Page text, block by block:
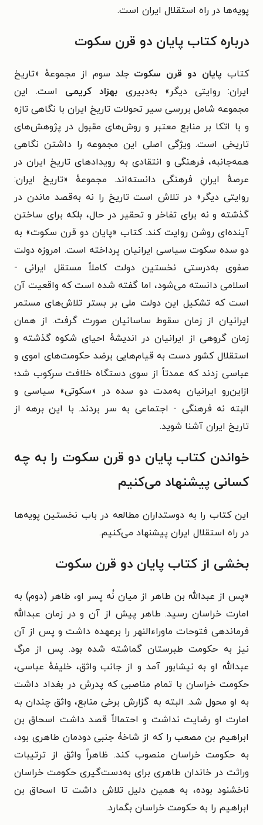
پویه‌ها در راه استقلال ایران است.
درباره کتاب پایان دو قرن سکوت
کتاب پایان دو قرن سکوت جلد سوم از مجموعهٔ «تاریخ
ایران: روایتی دیگر» به‌دبیری بهزاد کریمی است. این
مجموعه شامل بررسی سیر تحولات تاریخ ایران با نگاهی تازه
و با اتکا بر منابع معتبر و روش‌های مقبول در پژوهش‌های
تاریخی است. ویژگی اصلی این مجموعه را داشتن نگاهی
همه‌جانبه، فرهنگی و انتقادی به رویدادهای تاریخ ایران در
عرصهٔ ایرانِ فرهنگی دانسته‌اند. مجموعهٔ «تاریخ ایران:
روایتی دیگر» در تلاش است تاریخ را نه به‌قصد ماندن در
گذشته و نه برای تفاخر و تحقیر در حال، بلکه برای ساختن
آینده‌ای روشن روایت کند.کتاب «پایان دو قرن سکوت» به
دو سده سکوت سیاسی ایرانیان پرداخته است. امروزه دولت
صفوی به‌درستی نخستین دولت کاملاً مستقل ایرانی‌ -
اسلامی دانسته می‌شود، اما گفته شده است که واقعیت آن
است که تشکیل این دولت ملی بر بستر تلاش‌های مستمر
ایرانیان از زمان سقوط ساسانیان صورت گرفت. از همان
زمان گروهی از ایرانیان در اندیشهٔ احیای شکوه گذشته و
استقلال کشور دست به قیام‌هایی برضد حکومت‌های اموی و
عباسی زدند که عمدتاً از سوی دستگاه خلافت سرکوب شد؛
از‌این‌رو ایرانیان به‌مدت دو سده در «سکوتی» سیاسی و
البته نه فرهنگی‌ - اجتماعی به سر بردند. با این برهه از
تاریخ ایران آشنا شوید.
خواندن کتاب پایان دو قرن سکوت را به چه
کسانی پیشنهاد می‌کنیم
این کتاب را به دوستداران مطالعه در باب نخستین پویه‌ها
در راه استقلال ایران پیشنهاد می‌کنیم.
بخشی از کتاب پایان دو قرن سکوت
«پس از عبدالله بن طاهر از میان نُه پسر او، طاهر (دوم) به
امارت خراسان رسید. طاهر پیش از آن و در زمان عبدالله
فرماندهی فتوحات ماوراءالنهر را برعهده داشت و پس از آن
نیز به حکومت طبرستان گماشته شده بود. پس از مرگ
عبدالله او به نیشابور آمد و از جانب واثق، خلیفهٔ عباسی،
حکومت خراسان با تمام مناصبی که پدرش در بغداد داشت
به او محول شد. البته به گزارش برخی منابع، واثق چندان به
امارت او رضایت نداشت و احتمالاً قصد داشت اسحاق بن
ابراهیم بن مصعب را که از شاخۀ جنبی دودمان طاهری بود،
به حکومت خراسان منصوب کند. ظاهراً واثق از ترتیبات
وراثت در خاندان طاهری برای به‌دست‌گیری حکومت خراسان
ناخشنود بوده، به همین دلیل تلاش داشت تا اسحاق بن
ابراهیم را به حکومت خراسان بگمارد.